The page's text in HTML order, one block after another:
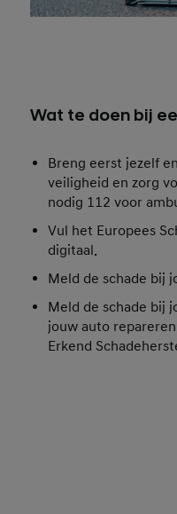
Wat te doen bij
Breng eerst jezelf
veiligheid en zorg
nodig 112 voor
Vul het Europees
digitaal.
Meld de schade bij
Meld de schade bij
jouw auto
Erkend